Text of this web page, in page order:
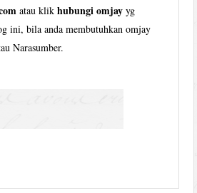
atau klikhubungi omjay yg
ini, bila anda membutuhkan omjay
Narasumber.